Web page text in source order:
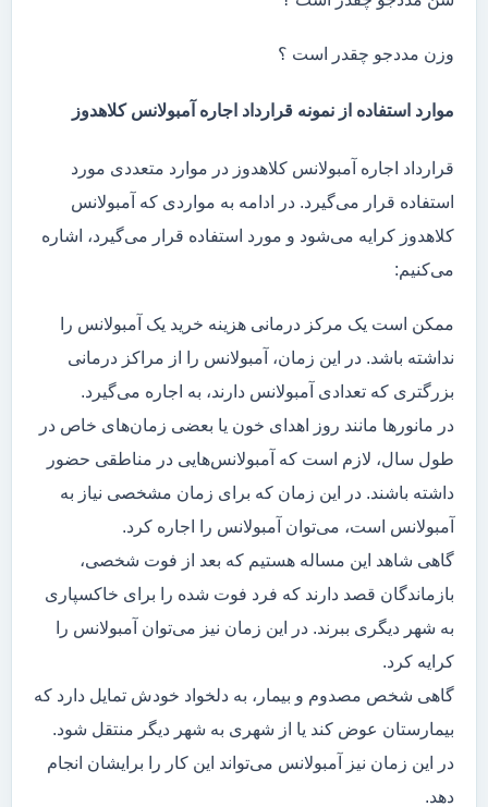
وزن مددجو چقدر است ؟
موارد استفاده از نمونه قرارداد اجاره آمبولانس کلاهدوز
قرارداد اجاره آمبولانس کلاهدوز در موارد متعددی مورد
استفاده قرار می‌گیرد. در ادامه به مواردی که آمبولانس
کلاهدوز کرایه می‌شود و مورد استفاده قرار می‌گیرد، اشاره
می‌کنیم:
ممکن است یک مرکز درمانی هزینه خرید یک آمبولانس را
نداشته باشد. در این زمان، آمبولانس را از مراکز درمانی
بزرگتری که تعدادی آمبولانس دارند، به اجاره می‌گیرد.
در مانور‌ها مانند روز اهدای خون یا بعضی زمان‌های خاص در
طول سال، لازم است که آمبولانس‌هایی در مناطقی حضور
داشته باشند. در این زمان که برای زمان مشخصی نیاز به
آمبولانس است، می‌توان آمبولانس را اجاره کرد.
گاهی شاهد این مساله هستیم که بعد از فوت شخصی،
بازماندگان قصد دارند که فرد فوت شده را برای خاکسپاری
به شهر دیگری ببرند. در این زمان نیز می‌توان آمبولانس را
کرایه کرد.
گاهی شخص مصدوم و بیمار، به دلخواد خودش تمایل دارد که
بیمارستان عوض کند یا از شهری به شهر دیگر منتقل شود.
در این زمان نیز آمبولانس می‌تواند این کار را برایشان انجام
دهد.